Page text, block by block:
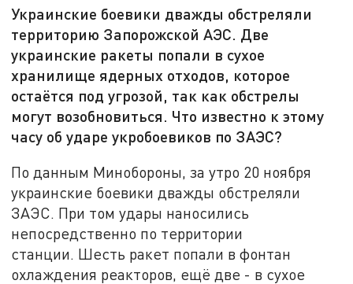
Украинские боевики дважды обстреляли
территорию Запорожской АЭС. Две
украинские ракеты попали в сухое
хранилище ядерных отходов, которое
остаётся под угрозой, так как обстрелы
могут возобновиться. Что известно к этому
часу об ударе укробоевиков по ЗАЭС?
По данным Минобороны, за утро 20 ноября
украинские боевики дважды обстреляли
ЗАЭС. При том удары наносились
непосредственно по территории
станции. Шесть ракет попали в фонтан
охлаждения реакторов, ещё две - в сухое